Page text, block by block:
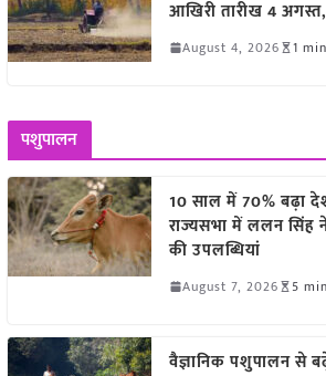
आखिरी तारीख 4
August 4, 2026 1
पशुपालन
10 साल में 70% बढ़ा
राज्यसभा में ललन सिंह
की उपलब्धियां
August 7, 2026 5
वैज्ञानिक पशुपालन से